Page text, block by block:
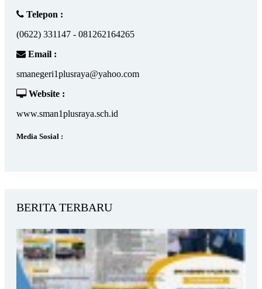
Telepon :
(0622) 331147 - 081262164265
Email :
smanegeri1plusraya@yahoo.com
Website :
www.sman1plusraya.sch.id
Media Sosial :
BERITA TERBARU